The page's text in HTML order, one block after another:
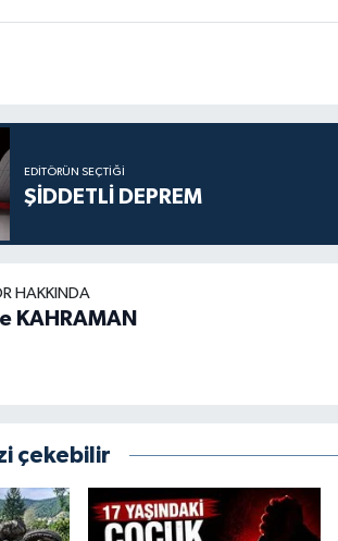
EDITÖRÜN SEÇTIĞI
ŞİDDETLİ DEPREM
HAKKINDA
KAHRAMAN
çekebilir